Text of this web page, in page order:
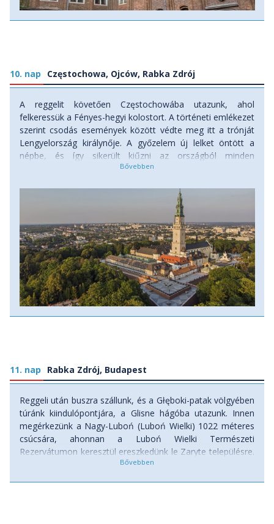
10. nap Częstochowa, Ojców, Rabka Zdrój
A reggelit követően Częstochowába utazunk, ahol
felkeressük a Fényes-hegyi kolostort. A történeti emlékezet
szerint csodás események között védte meg itt a trónját
Lengyelország királynője. A győzelem új lelket öntött a
népbe, és így sikerült kiűzni az országból minden
ellenséget: svédet, németet, oroszt és még az erdélyi
de a helynek magyar vonatkozása is van, a kolostort a
magyar pálos rend alapította 1382-ben. A
kolostortemplom megtekintését követően a Júra-hegység
déli határán húzódó Ojcówi Nemzeti Parkban utazunk.
Gyalogtúránk első szakaszában a Prądnik völgyében
haladunk Dél felé, majd röviden aszfaltozott úton haladva
elérjük a völgyfalba fölvezető ösvényt. Ezen
felkapaszkodva szép kilátásunk nyílik a patakvölgyre. A
völgybe leereszkedve lehetőségünk lesz egy kis vércukor-
utánpótlásra. A kávézótól egy festői völgyben sétálunk föl
11. nap Rabka Zdrój, Budapest
Reggeli után buszra szállunk, és a Głęboki-patak völgyében
túránk kiindulópontjára, a Glisne hágóba utazunk. Innen
megérkezünk a Nagy-Luboń (Luboń Wielki) 1022 méteres
csúcsára, ahonnan a Luboń Wielki Természeti
Rezervátumon keresztül ereszkedünk le Zaryte településre.
A busz már várni fog bennünket. Túránkat befejezve